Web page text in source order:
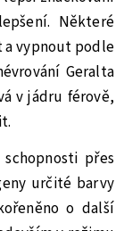
Některé
a vypnout podle
Geralta
v jádru férově,
přes
určité barvy
o další